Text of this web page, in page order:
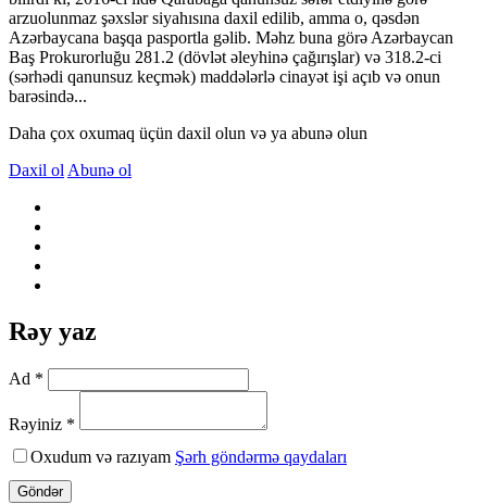
arzuolunmaz şəxslər siyahısına daxil edilib, amma o, qəsdən
Azərbaycana başqa pasportla gəlib. Məhz buna görə Azərbaycan
Baş Prokurorluğu 281.2 (dövlət əleyhinə çağırışlar) və 318.2-ci
(sərhədi qanunsuz keçmək) maddələrlə cinayət işi açıb və onun
barəsində...
Daha çox oxumaq üçün daxil olun və ya abunə olun
Daxil ol Abunə ol
Rəy yaz
Ad *
Rəyiniz *
Oxudum və razıyam Şərh göndərmə qaydaları
Göndər